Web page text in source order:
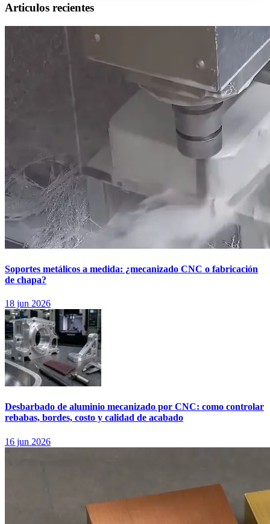
Articulos recientes
Soportes metálicos a medida: ¿mecanizado CNC o fabricación
de chapa?
18 jun 2026
Desbarbado de aluminio mecanizado por CNC: como controlar
rebabas, bordes, costo y calidad de acabado
16 jun 2026